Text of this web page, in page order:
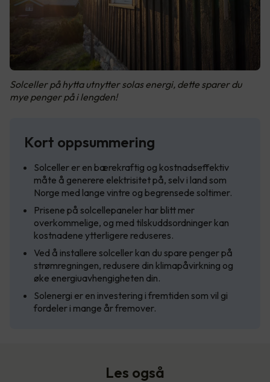
Solceller på hytta utnytter solas energi, dette sparer du
mye penger på i lengden!
Kort oppsummering
Solceller er en bærekraftig og kostnadseffektiv
måte å generere elektrisitet på, selv i land som
Norge med lange vintre og begrensede soltimer.
Prisene på solcellepaneler har blitt mer
overkommelige, og med tilskuddsordninger kan
kostnadene ytterligere reduseres.
Ved å installere solceller kan du spare penger på
strømregningen, redusere din klimapåvirkning og
øke energiuavhengigheten din.
Solenergi er en investering i fremtiden som vil gi
fordeler i mange år fremover.
Les også